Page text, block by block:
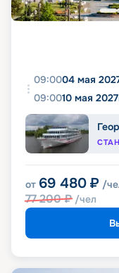
09:0004 мая
09:0010 мая 2027
от 69 480 ₽ /
77 200₽ /чел